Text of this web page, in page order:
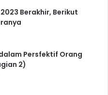
Berakhir, Berikut
Persfektif Orang
2)